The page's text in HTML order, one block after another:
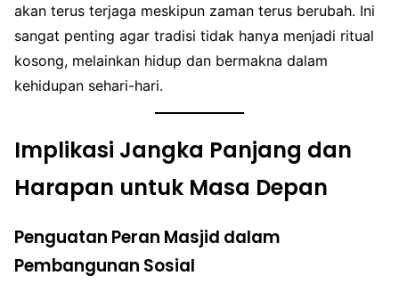
akan terus terjaga meskipun zaman terus berubah. Ini
sangat penting agar tradisi tidak hanya menjadi ritual
kosong, melainkan hidup dan bermakna dalam
kehidupan sehari-hari.
Implikasi Jangka Panjang dan
Harapan untuk Masa Depan
Penguatan Peran Masjid dalam
Pembangunan Sosial